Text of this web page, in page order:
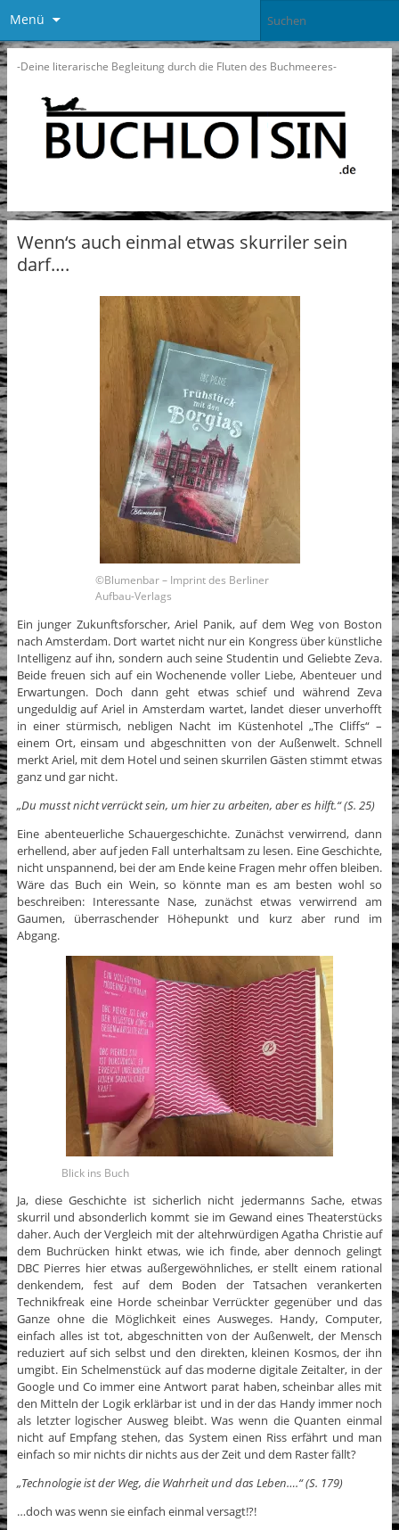
Menü
-Deine literarische Begleitung durch die Fluten des Buchmeeres-
Wenn‘s auch einmal etwas skurriler sein
darf….
©Blumenbar – Imprint des Berliner
Aufbau-Verlags
Ein junger Zukunftsforscher, Ariel Panik, auf dem Weg von Boston
nach Amsterdam. Dort wartet nicht nur ein Kongress über künstliche
Intelligenz auf ihn, sondern auch seine Studentin und Geliebte Zeva.
Beide freuen sich auf ein Wochenende voller Liebe, Abenteuer und
Erwartungen. Doch dann geht etwas schief und während Zeva
ungeduldig auf Ariel in Amsterdam wartet, landet dieser unverhofft
in einer stürmisch, nebligen Nacht im Küstenhotel „The Cliffs“ –
einem Ort, einsam und abgeschnitten von der Außenwelt. Schnell
merkt Ariel, mit dem Hotel und seinen skurrilen Gästen stimmt etwas
ganz und gar nicht.
„Du musst nicht verrückt sein, um hier zu arbeiten, aber es hilft.“ (S. 25)
Eine abenteuerliche Schauergeschichte. Zunächst verwirrend, dann
erhellend, aber auf jeden Fall unterhaltsam zu lesen. Eine Geschichte,
nicht unspannend, bei der am Ende keine Fragen mehr offen bleiben.
Wäre das Buch ein Wein, so könnte man es am besten wohl so
beschreiben: Interessante Nase, zunächst etwas verwirrend am
Gaumen, überraschender Höhepunkt und kurz aber rund im
Abgang.
Blick ins Buch
Ja, diese Geschichte ist sicherlich nicht jedermanns Sache, etwas
skurril und absonderlich kommt sie im Gewand eines Theaterstücks
daher. Auch der Vergleich mit der altehrwürdigen Agatha Christie auf
dem Buchrücken hinkt etwas, wie ich finde, aber dennoch gelingt
DBC Pierres hier etwas außergewöhnliches, er stellt einem rational
denkendem, fest auf dem Boden der Tatsachen verankerten
Technikfreak eine Horde scheinbar Verrückter gegenüber und das
Ganze ohne die Möglichkeit eines Ausweges. Handy, Computer,
einfach alles ist tot, abgeschnitten von der Außenwelt, der Mensch
reduziert auf sich selbst und den direkten, kleinen Kosmos, der ihn
umgibt. Ein Schelmenstück auf das moderne digitale Zeitalter, in der
Google und Co immer eine Antwort parat haben, scheinbar alles mit
den Mitteln der Logik erklärbar ist und in der das Handy immer noch
als letzter logischer Ausweg bleibt. Was wenn die Quanten einmal
nicht auf Empfang stehen, das System einen Riss erfährt und man
einfach so mir nichts dir nichts aus der Zeit und dem Raster fällt?
„Technologie ist der Weg, die Wahrheit und das Leben….“ (S. 179)
…doch was wenn sie einfach einmal versagt!?!